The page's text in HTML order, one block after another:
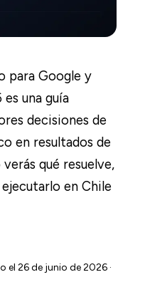
para Google y
una guía
decisiones de
en resultados de
qué resuelve,
en Chile
el 26 de junio de 2026 ·